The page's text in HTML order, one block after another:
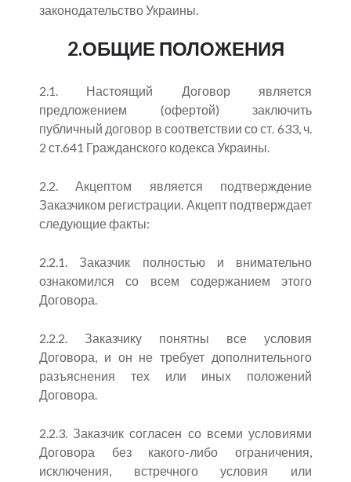
законодательство Украины.
2.ОБЩИЕ ПОЛОЖЕНИЯ
2.1. Настоящий Договор является
предложением (офертой) заключить
публичный договор в соответствии со ст. 633, ч.
2 ст.641 Гражданского кодекса Украины.
2.2. Акцептом является подтверждение
Заказчиком регистрации. Акцепт подтверждает
следующие факты:
2.2.1. Заказчик полностью и внимательно
ознакомился со всем содержанием этого
Договора.
2.2.2. Заказчику понятны все условия
Договора, и он не требует дополнительного
разъяснения тех или иных положений
Договора.
2.2.3. Заказчик согласен со всеми условиями
Договора без какого-либо ограничения,
исключения, встречного условия или